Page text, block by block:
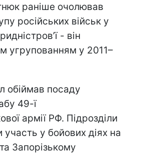
раніше очолював
російських військ у
- він
угрупованням у 2011–
обіймав посаду
49-ї
армії РФ. Підрозділи
участь у бойових діях на
Запорізькому